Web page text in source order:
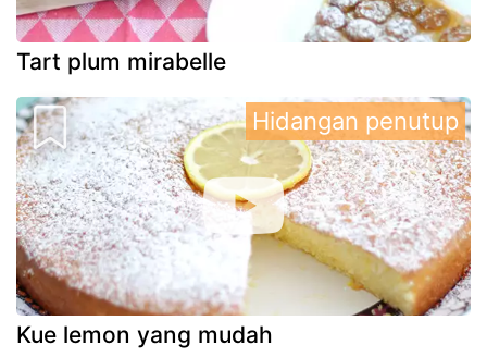
Tart plum mirabelle
Kue lemon yang mudah
Hidangan penutup